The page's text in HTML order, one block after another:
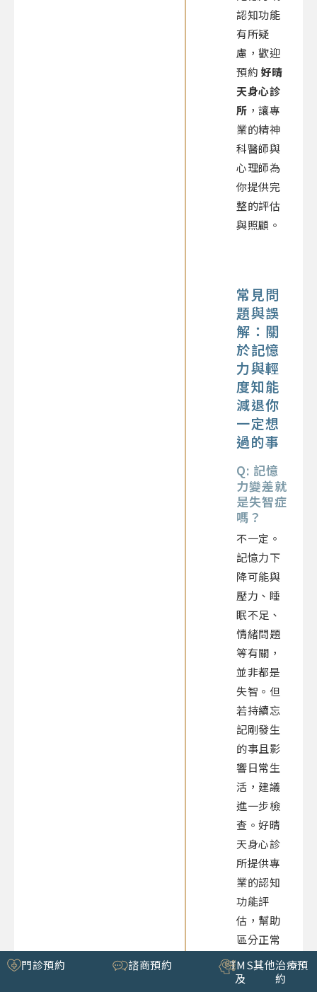
認知功能
有所疑
慮，歡迎
預約 好晴
天身心診
所 ，讓專
業的精神
科醫師與
心理師為
你提供完
整的評估
與照顧。
常見問
題與誤
解：關
於記憶
力與輕
度知能
減退你
一定想
過的事
Q: 記憶
力變差就
是失智症
嗎？
不一定。
記憶力下
降可能與
壓力、睡
眠不足、
情緒問題
等有關，
並非都是
失智。但
若持續忘
記剛發生
的事且影
響日常生
活，建議
進一步檢
查。好晴
天身心診
所提供專
業的認知
功能評
估，幫助
區分正常
老化與輕
度知能減
門診預約 諮商預約
TMS
及
其他治療預
約